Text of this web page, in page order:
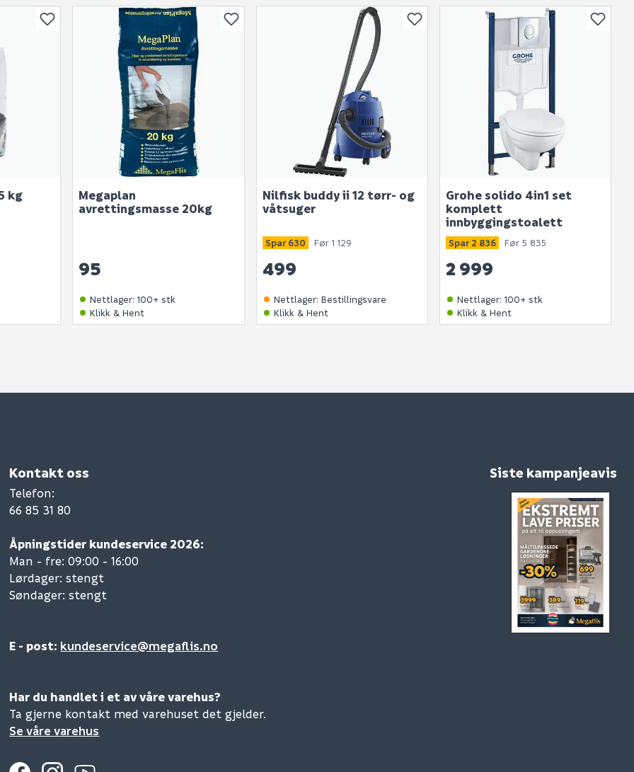
kg
Megaplan
avrettingsmasse 20kg
95
Nettlager:100+ stk
Klikk & Hent
Nilfisk buddy ii 12 tørr- og
våtsuger
499
Spar 630 Før 1 129
Nettlager: Bestillingsvare
Klikk & Hent
Grohe solido 4in1 set
komplett
innbyggingstoalett
2 999
Spar 2 836 Før 5 835
Nettlager: 100+ stk
Klikk & Hent
Kontakt oss
Telefon:
66 85 31 80
Åpningstider kundeservice 2026:
Man - fre: 09:00 - 16:00
Lørdager: stengt
Søndager: stengt
E - post: kundeservice@megaflis.no
Har du handlet i et av våre varehus?
Ta gjerne kontakt med varehuset det gjelder.
Se våre varehus
Siste kampanjeavis